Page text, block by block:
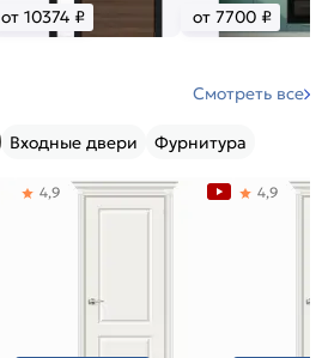
от 10374 ₽ от 7700 ₽
Смотреть все
Входные двери Фурнитура
4,9 4,9